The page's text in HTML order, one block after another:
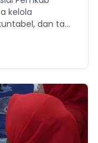
kelola
dan taat
pemberian